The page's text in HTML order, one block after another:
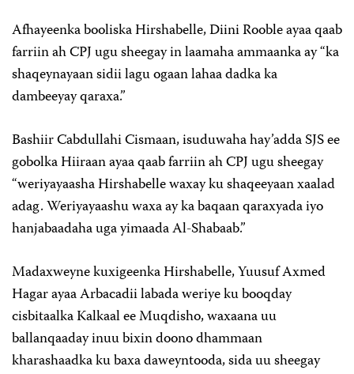
Afhayeenka booliska Hirshabelle, Diini Rooble ayaa qaab
farriin ah CPJ ugu sheegay in laamaha ammaanka ay “ka
shaqeynayaan sidii lagu ogaan lahaa dadka ka
dambeeyay qaraxa.”
Bashiir Cabdullahi Cismaan, isuduwaha hay’adda SJS ee
gobolka Hiiraan ayaa qaab farriin ah CPJ ugu sheegay
“weriyayaasha Hirshabelle waxay ku shaqeeyaan xaalad
adag. Weriyayaashu waxa ay ka baqaan qaraxyada iyo
hanjabaadaha uga yimaada Al-Shabaab.”
Madaxweyne kuxigeenka Hirshabelle, Yuusuf Axmed
Hagar ayaa Arbacadii labada weriye ku booqday
cisbitaalka Kalkaal ee Muqdisho, waxaana uu
ballanqaaday inuu bixin doono dhammaan
kharashaadka ku baxa daweyntooda, sida uu sheegay